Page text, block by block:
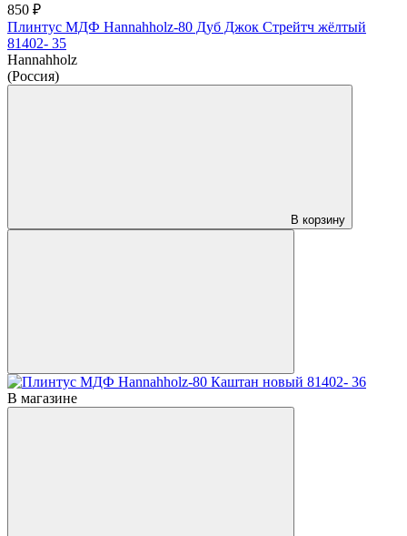
850 ₽
Плинтус МДФ Hannahholz-80 Дуб Джок Стрейтч жёлтый
81402- 35
Hannahholz
(Россия)
В корзину
В магазине